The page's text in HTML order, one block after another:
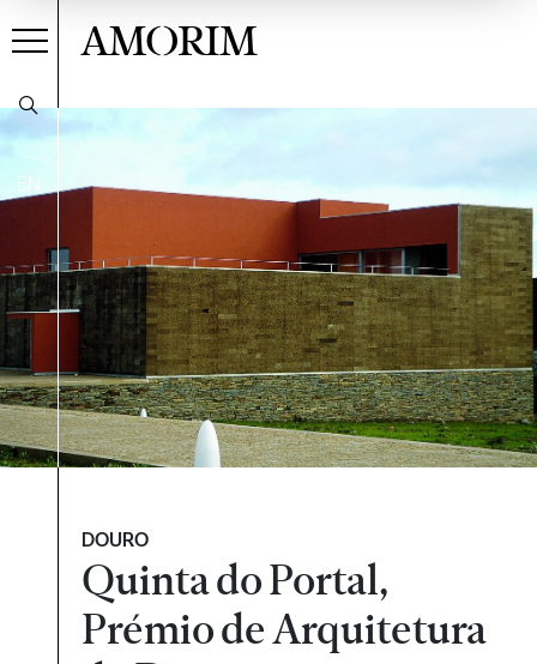
EN
AMORIM
DOURO
Quinta do Portal,
Prémio de Arquitetura